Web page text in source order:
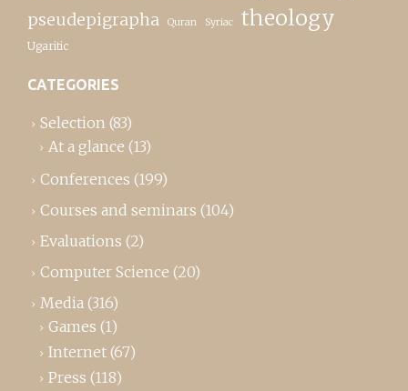
pseudepigrapha Quran Syriac theology
Ugaritic
CATEGORIES
Selection (83)
At a glance (13)
Conferences (199)
Courses and seminars (104)
Evaluations (2)
Computer Science (20)
Media (316)
Games (1)
Internet (67)
Press (118)